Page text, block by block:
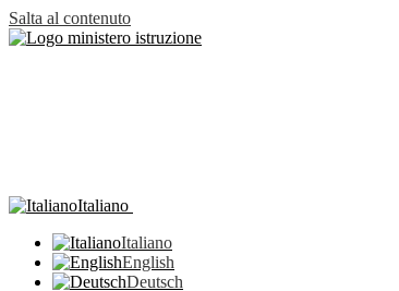
Salta al contenuto
Italiano
Italiano
English
Deutsch